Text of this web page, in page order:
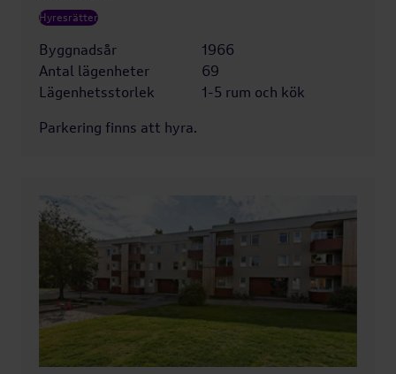
Hyresrätter
Byggnadsår
1966
Antal lägenheter
69
Lägenhetsstorlek
1-5 rum och kök
Parkering finns att hyra.